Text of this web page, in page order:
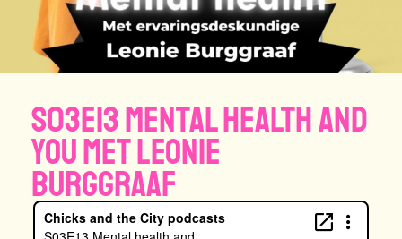
S03E13 Mental health and
you met Leonie
Burggraaf